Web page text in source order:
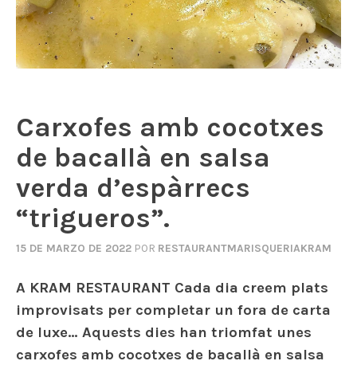
Carxofes amb cocotxes
de bacallà en salsa
verda d’espàrrecs
“trigueros”.
15 DE MARZO DE 2022 POR RESTAURANTMARISQUERIAKRAM
A KRAM RESTAURANT Cada dia creem plats
improvisats ​​per completar un fora de carta
de luxe… Aquests dies han triomfat unes
carxofes amb cocotxes de bacallà en salsa